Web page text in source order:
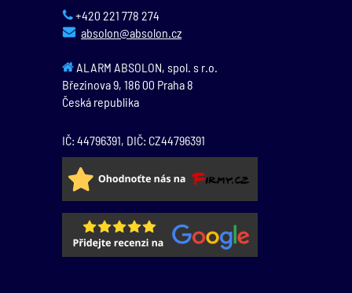
+420 221 778 274
absolon@absolon.cz
ALARM ABSOLON, spol. s r.o.
Březinova 9, 186 00 Praha 8
Česká republika
IČ: 44796391, DIČ: CZ44796391